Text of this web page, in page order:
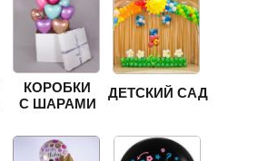
КОРОБКИ
С ШАРАМИ
ДЕТСКИЙ САД